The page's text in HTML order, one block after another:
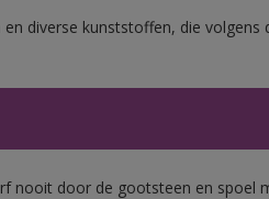
diverse kunststoffen, die volgens
nooit door de gootsteen en spoel